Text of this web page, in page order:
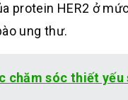
protein HER2 ở
ung thư.
chăm sóc thiết yếu